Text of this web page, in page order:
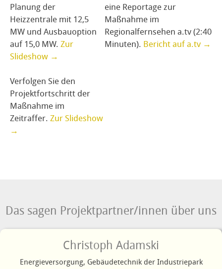
Planung der
Heizzentrale mit 12,5
MW und Ausbauoption
auf 15,0 MW. Zur
Slideshow →
Verfolgen Sie den
Projektfortschritt der
Maßnahme im
Zeitraffer. Zur Slideshow
→
eine Reportage zur
Maßnahme im
Regionalfernsehen a.tv (2:40
Minuten). Bericht auf a.tv →
Das sagen Projektpartner/innen über uns
Christoph Adamski
Energieversorgung, Gebäudetechnik der Industriepark